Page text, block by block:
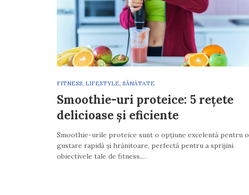
FITNESS, LIFESTYLE, SĂNĂTATE
Smoothie-uri proteice: 5 rețete
delicioase și eficiente
Smoothie-urile proteice sunt o opțiune excelentă pentru o
gustare rapidă și hrănitoare, perfectă pentru a sprijini
obiectivele tale de fitness.…